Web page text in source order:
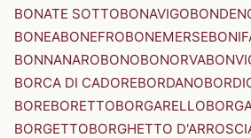
BONATE SOTTOBONAVIGO
BONEABONEFROBONEMERSE
BONNANAROBONOBONORVA
BORCA DI CADOREBORDANO
BOREBORETTOBORGARELLO
BORGETTOBORGHETTO